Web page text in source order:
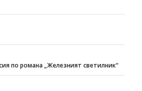
по романа „Железният светилник“